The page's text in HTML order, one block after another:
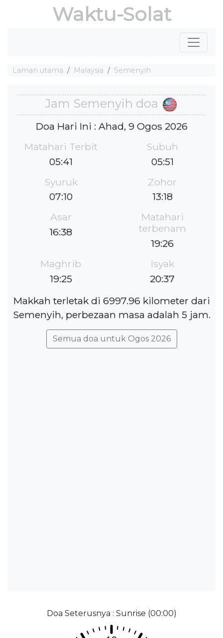
Waktu-Solat
Laman utama Malaysia Semenyih
Jam Semenyih doa
Doa Hari Ini : Ahad, 9 Ogos 2026
Matahari Terbit
05:41
Subuh
05:51
Syuruk
07:10
Zohor
13:18
Asar
16:38
Matahari
terbenam
19:26
Maghrib
19:25
Isyak
20:37
Makkah terletak di 6997.96 kilometer dari
Semenyih, perbezaan masa adalah 5 jam.
Semua doa untuk Ogos 2026
Doa Seterusnya : Sunrise (00:00)